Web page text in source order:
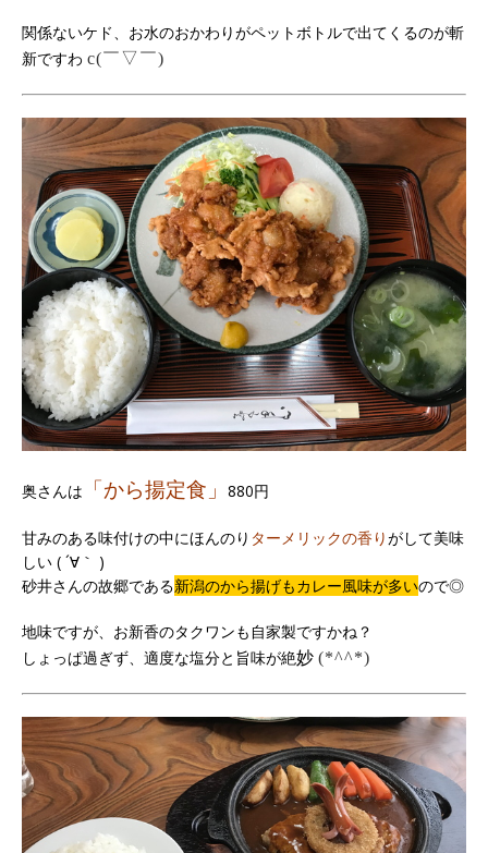
関係ないケド、お水のおかわりがペットボトルで出てくるのが斬
新ですわ c(￣▽￣)
奥さんは 「から揚定食」 880円
甘みのある味付けの中にほんのり ターメリックの香りがして美味
しい ( ´∀｀ )
砂井さんの故郷である新潟のから揚げもカレー風味が多いので◎
地味ですが、お新香のタクワンも自家製ですかね？
しょっぱ過ぎず、適度な塩分と旨味が絶妙 (*^^*)